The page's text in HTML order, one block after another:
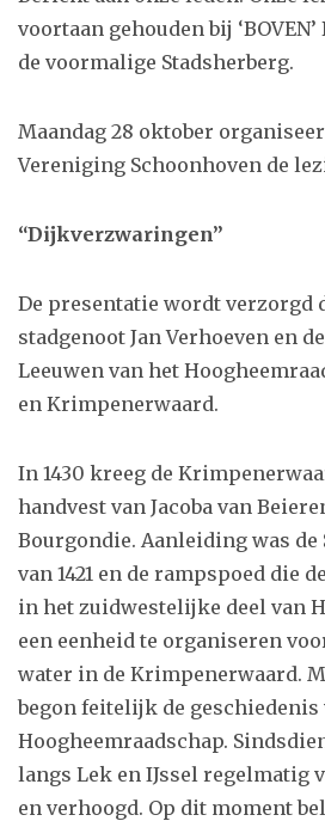
voortaan gehouden bij
de voormalige Stadsherberg.
Maandag 28 oktober
Vereniging Schoonhoven de
“Dijkverzwaringen”
De presentatie wordt verzorgd
stadgenoot Jan Verhoeven en
Leeuwen van het
en Krimpenerwaard.
In 1430 kreeg de
handvest van Jacoba van
Bourgondie. Aanleiding was de
van 1421 en de rampspoed die
in het zuidwestelijke deel van
een eenheid te organiseren
water in de Krimpenerwaard.
begon feitelijk de geschiedenis
Hoogheemraadschap.
langs Lek en IJssel regelmatig
en verhoogd. Op dit moment